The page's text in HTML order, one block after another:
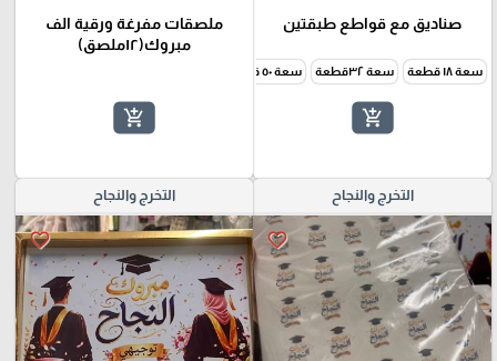
صناديق مع قواطع طبقتين
سعة ١٨ قطعة سعة ٣٢قطعة سعة ٥٠ قطعة
add_shopping_cart
ملصقات مفرغة ورقية الف
مبروك(١٢ملصق)
add_shopping_cart
التخرج والنجاح
favorite_border
التخرج والنجاح
favorite_border